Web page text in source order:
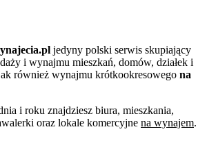
jedyny polski serwis skupiający
i wynajmu mieszkań, domów, działek i
również wynajmu krótkookresowego na
i roku znajdziesz biura, mieszkania,
oraz lokale komercyjne na wynajem.